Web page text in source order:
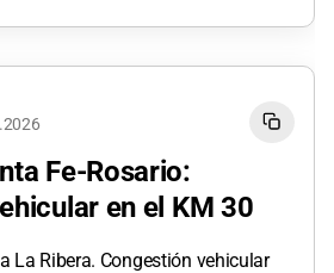
Fe-Rosario:
en el KM 30
La Ribera. Congestión vehicular